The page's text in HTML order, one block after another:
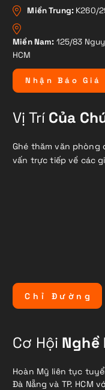
Miền Trung: K260/
Miền Nam: 125/83
HCM
N hậ n B á o G i á
Vị TríCủa
Ghé thăm văn phòng
vấn trực tiếp về các
C h ỉ Đ ư ờ n g
Cơ Hội Nghề
Hoàn Mỹ liên tục
Đà Nẵng và TP. HCM